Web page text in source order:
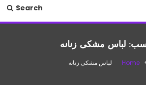
Search
لباس مشکی زنانه
Home لباس مشکی زنانه